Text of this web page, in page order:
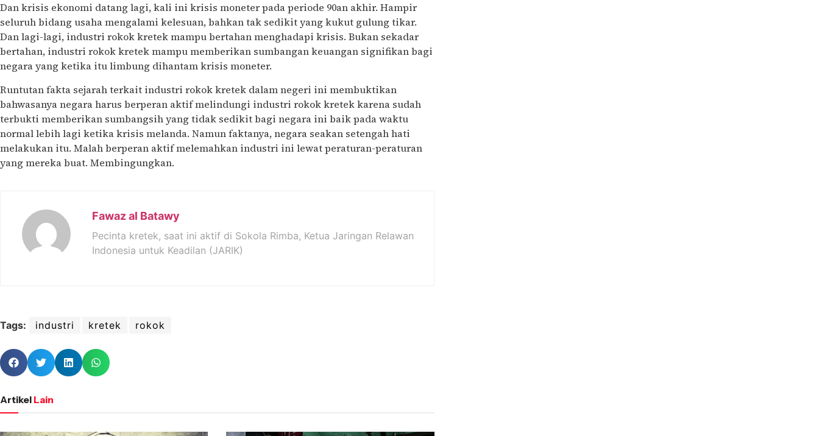
Dan krisis ekonomi datang lagi, kali ini krisis moneter pada periode 90an akhir. Hampir
seluruh bidang usaha mengalami kelesuan, bahkan tak sedikit yang kukut gulung tikar.
Dan lagi-lagi, industri rokok kretek mampu bertahan menghadapi krisis. Bukan sekadar
bertahan, industri rokok kretek mampu memberikan sumbangan keuangan signifikan bagi
negara yang ketika itu limbung dihantam krisis moneter.
Runtutan fakta sejarah terkait industri rokok kretek dalam negeri ini membuktikan
bahwasanya negara harus berperan aktif melindungi industri rokok kretek karena sudah
terbukti memberikan sumbangsih yang tidak sedikit bagi negara ini baik pada waktu
normal lebih lagi ketika krisis melanda. Namun faktanya, negara seakan setengah hati
melakukan itu. Malah berperan aktif melemahkan industri ini lewat peraturan-peraturan
yang mereka buat. Membingungkan.
Fawaz al Batawy
Pecinta kretek, saat ini aktif di Sokola Rimba, Ketua Jaringan Relawan
Indonesia untuk Keadilan (JARIK)
Tags: industri kretek rokok
Artikel Lain